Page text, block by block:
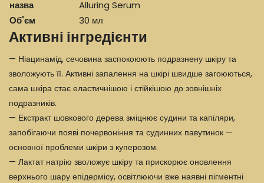
назва
Alluring Serum
Об'єм
30 мл
Активні інгредієнти
— Ніацинамід, сечовина заспокоюють подразнену шкіру та
зволожують її. Активні запалення на шкірі швидше загоюються,
сама шкіра стає еластичнішою і стійкішою до зовнішніх
подразників.
— Екстракт шовкового дерева зміцнює судини та капіляри,
запобігаючи появі почервоніння та судинних павутинок —
основної проблеми шкіри з куперозом.
— Лактат натрію зволожує шкіру та прискорює оновлення
верхнього шару епідермісу, освітлюючи вже наявні пігментні